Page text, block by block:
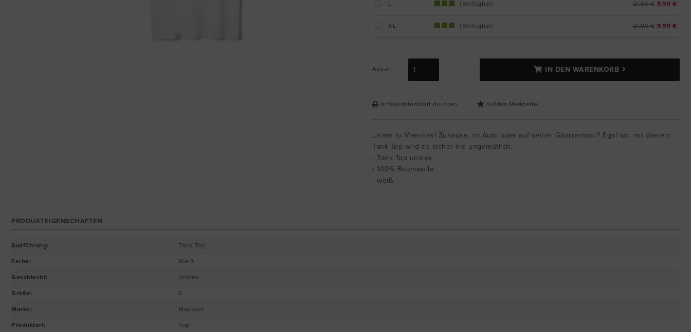
L [Verfügbar] 21,90 € 9,90 €
XL [Verfügbar] 21,90 € 9,90 €
Anzahl IN DEN WARENKORB
Artikeldatenblatt drucken
Listen to Maeckes! Zuhause, im Auto oder auf seiner Gitarrentour? Egal wo, mit diesem
Tank Top wird es sicher nie ungemütlich.
- Tank Top unisex
- 100% Baumwolle
- weiß
PRODUKTEIGENSCHAFTEN
Ausführung: Tank-Top
Farbe : Weiß
Geschlecht: Unisex
Größe : S
Marke : Maeckes
Produktart: Top